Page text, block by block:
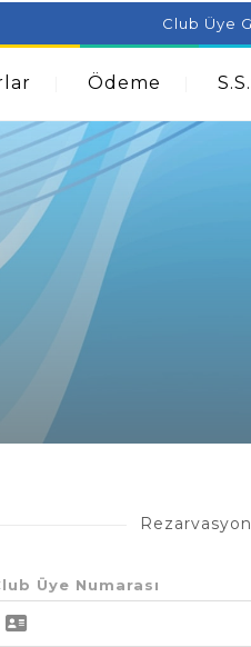
Can Help With Acne
Club Üye
Ödeme
Rezarvasyon
Üye Numarası